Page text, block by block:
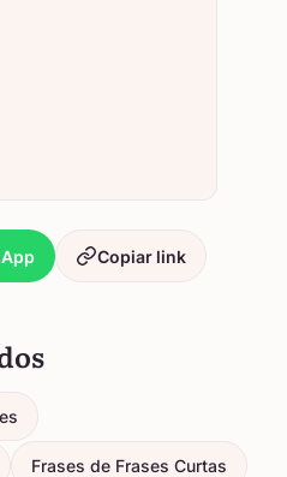
Copiar link
Frases de Frases Curtas